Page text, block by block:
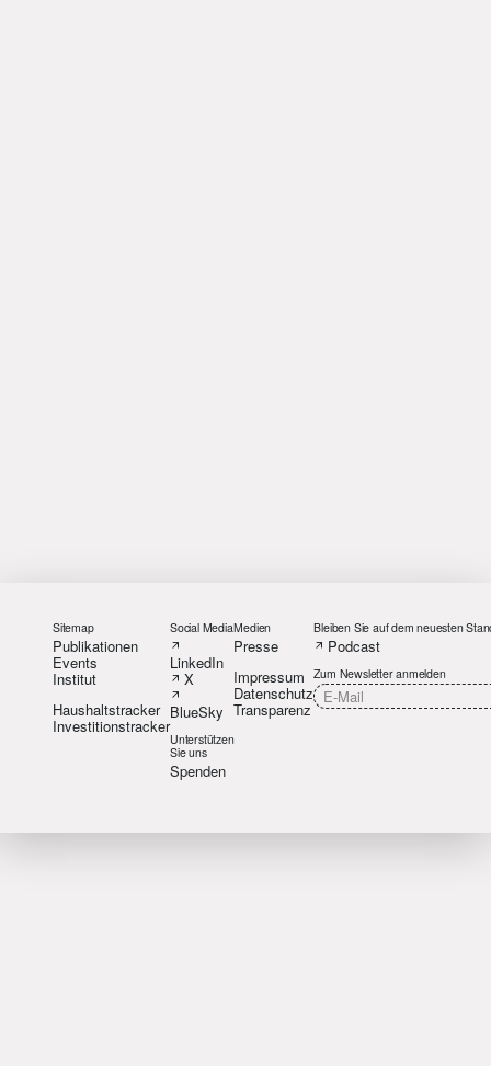
Sitemap
Publikationen
Events
Institut
Haushaltstracker
Investitionstracker
Social Media
LinkedIn
X
BlueSky
Unterstützen
Sie uns
Spenden
Medien
Presse
Impressum
Datenschutz
Transparenz
Bleiben Sie auf dem neuesten
Podcast
Zum Newsletter anmelden